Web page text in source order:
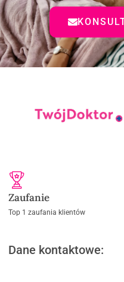
Zaufanie
Top 1 zaufania klientów
Dane kontaktowe: